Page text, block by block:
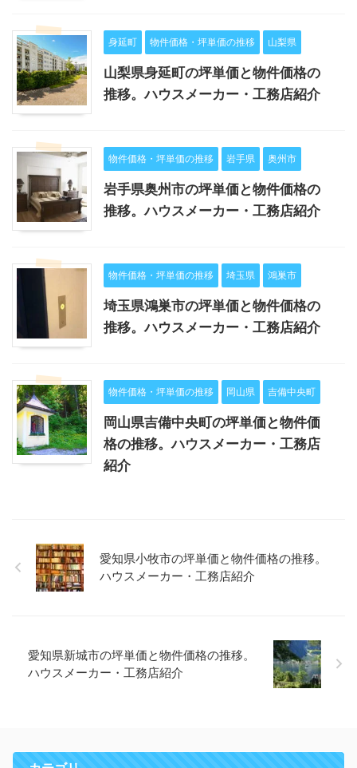
身延町 物件価格・坪単価の推移 山梨県
山梨県身延町の坪単価と物件価格の
推移。ハウスメーカー・工務店紹介
物件価格・坪単価の推移 岩手県 奥州市
岩手県奥州市の坪単価と物件価格の
推移。ハウスメーカー・工務店紹介
物件価格・坪単価の推移 埼玉県 鴻巣市
埼玉県鴻巣市の坪単価と物件価格の
推移。ハウスメーカー・工務店紹介
物件価格・坪単価の推移 岡山県 吉備中央町
岡山県吉備中央町の坪単価と物件価
格の推移。ハウスメーカー・工務店
紹介
愛知県小牧市の坪単価と物件価格の推移。
ハウスメーカー・工務店紹介
愛知県新城市の坪単価と物件価格の推移。
ハウスメーカー・工務店紹介